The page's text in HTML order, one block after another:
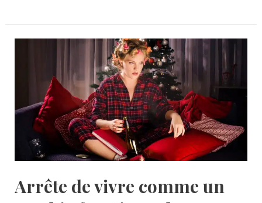
Arrête de vivre comme un
comme
un
zombie
fonctionnel